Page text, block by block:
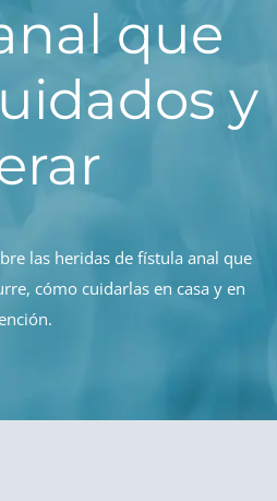
que
y
las heridas de fístula anal que
cómo cuidarlas en casa y en